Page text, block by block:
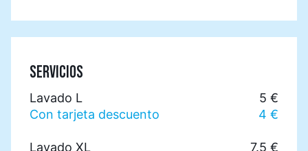
SERVICIOS
Lavado L
5 €
Con tarjeta descuento
4 €
Lavado XL
7.5 €